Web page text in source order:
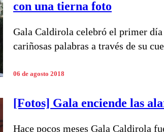
con una tierna foto
Gala Caldirola celebró el primer
cariñosas palabras a través de su
06 de agosto 2018
[Fotos] Gala enciende las
Hace pocos meses Gala Caldirola